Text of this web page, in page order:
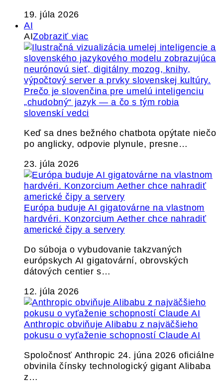
19. júla 2026
AI
AIZobraziť viac
Prečo je slovenčina pre umelú inteligenciu
„chudobný“ jazyk — a čo s tým robia
slovenskí vedci
Keď sa dnes bežného chatbota opýtate niečo
po anglicky, odpovie plynule, presne…
23. júla 2026
Európa buduje AI gigatovárne na vlastnom
hardvéri. Konzorcium Aether chce nahradiť
americké čipy a servery
Do súboja o vybudovanie takzvaných
európskych AI gigatovární, obrovských
dátových centier s…
12. júla 2026
Anthropic obviňuje Alibabu z najväčšieho
pokusu o vyťaženie schopností Claude AI
Spoločnosť Anthropic 24. júna 2026 oficiálne
obvinila čínsky technologický gigant Alibaba
z…